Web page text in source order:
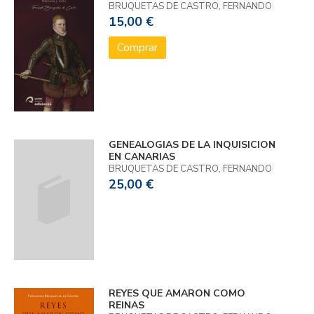
BRUQUETAS DE CASTRO, FERNANDO
15,00 €
Comprar
GENEALOGIAS DE LA INQUISICION
EN CANARIAS
BRUQUETAS DE CASTRO, FERNANDO
25,00 €
REYES QUE AMARON COMO
REINAS